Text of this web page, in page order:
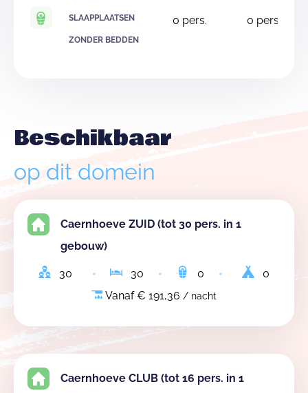
SLAAPPLAATSEN
ZONDER BEDDEN
0 pers. 0 pers.
Beschikbaar
op dit domein
Caernhoeve ZUID (tot 30 pers. in 1
gebouw)
30 30 0
0
Vanaf € 191,36 / nacht
Caernhoeve CLUB (tot 16 pers. in 1